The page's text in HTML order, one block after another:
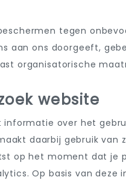
tegen
aan ons doorgeeft,
organisatorische
website
over het
daarbij gebruik van
op het moment dat je
Op basis van